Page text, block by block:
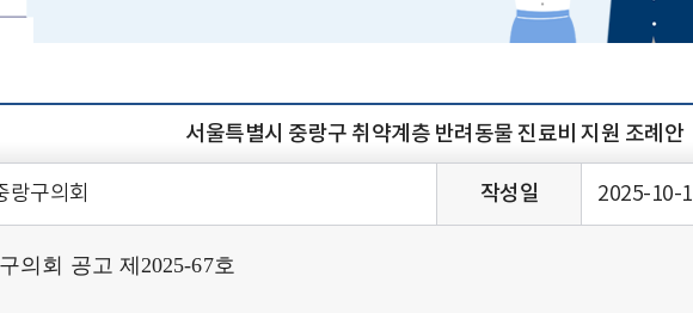
서울특별시 중랑구 취약계층 반려동물 진료비 지원 조례안
랑구의회 작성일 2025-10-
의회 공고 제2025-67호